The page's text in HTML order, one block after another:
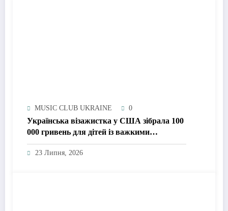
MUSIC CLUB UKRAINE 0
Українська візажистка у США зібрала 100
000 гривень для дітей із важкими
захворюваннями: як краса стала
інструментом допомоги
23 Липня, 2026